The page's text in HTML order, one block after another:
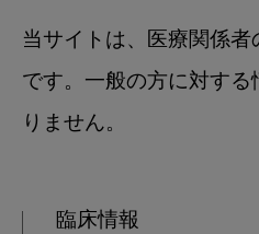
当サイトは、医療関係
です。一般の方に対す
りません。
臨床情報